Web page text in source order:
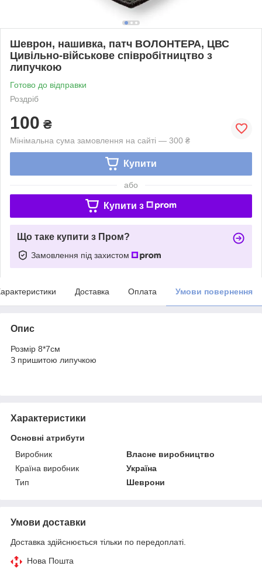
Шеврон, нашивка, патч ВОЛОНТЕРА, ЦВС
Цивільно-військове співробітництво з
липучкою
Готово до відправки
Роздріб
100 ₴
Мінімальна сума замовлення на сайті — 300 ₴
Купити
або
Купити з
Що таке купити з Пром?
Замовлення під захистом
Доставка Оплата Умови повернення
Опис
Розмір 8*7см
З пришитою липучкою
Характеристики
Основні атрибути
Виробник
Власне виробництво
Країна виробник
Україна
Тип
Шеврони
Умови доставки
Доставка здійснюється тільки по передоплаті.
Нова Пошта